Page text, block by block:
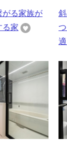
がる家族が
る家